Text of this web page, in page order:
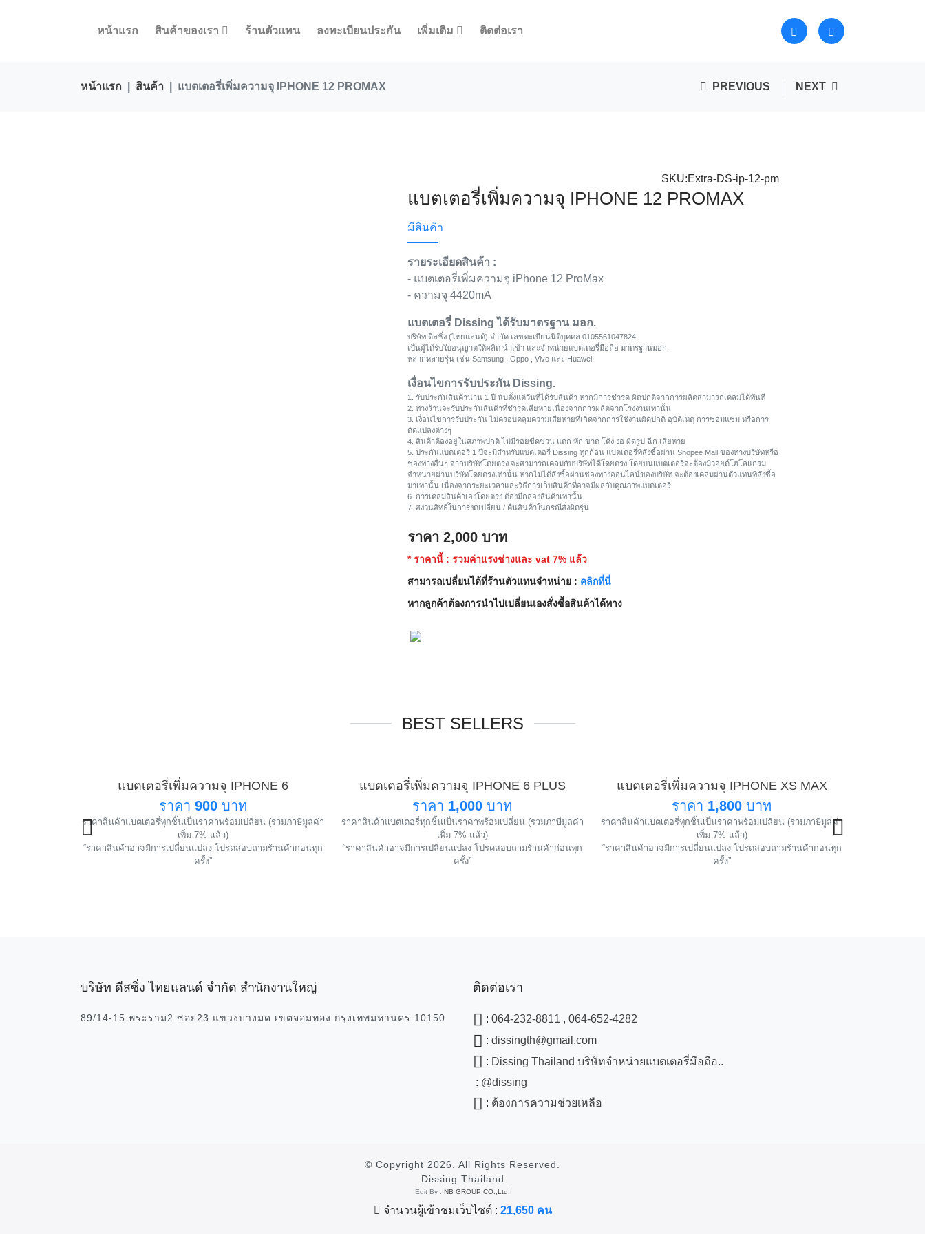
หน้าแรก สินค้าของเรา ร้านตัวแทน ลงทะเบียนประกัน เพิ่มเติม ติดต่อเรา
หน้าแรก สินค้า แบตเตอรี่เพิ่มความจุ IPHONE 12 PROMAX PREVIOUS NEXT
SKU:Extra-DS-ip-12-pm
แบตเตอรี่เพิ่มความจุ IPHONE 12 PROMAX
มีสินค้า
รายระเอียดสินค้า :
- แบตเตอรี่เพิ่มความจุ iPhone 12 ProMax
- ความจุ 4420mA
แบตเตอรี่ Dissing ได้รับมาตรฐาน มอก.
บริษัท ดีสซิ่ง (ไทยแลนด์) จำกัด เลขทะเบียนนิติบุคคล 0105561047824
เป็นผู้ได้รับใบอนุญาตให้ผลิต นำเข้า และจำหน่ายแบตเตอรี่มือถือ มาตรฐานมอก.
หลากหลายรุ่น เช่น Samsung , Oppo , Vivo และ Huawei
เงื่อนไขการรับประกัน Dissing.
1. รับประกันสินค้านาน 1 ปี นับตั้งแต่วันที่ได้รับสินค้า หากมีการชำรุด ผิดปกติจากการผลิตสามารถเคลมได้ทันที
2. ทางร้านจะรับประกันสินค้าที่ชำรุดเสียหายเนื่องจากการผลิตจากโรงงานเท่านั้น
3. เงื่อนไขการรับประกัน ไม่ครอบคลุมความเสียหายที่เกิดจากการใช้งานผิดปกติ อุบัติเหตุ การซ่อมแซม หรือการ
ดัดแปลงต่างๆ
4. สินค้าต้องอยู่ในสภาพปกติ ไม่มีรอยขีดข่วน แตก หัก ขาด โค้ง งอ ผิดรูป ฉีก เสียหาย
5. ประกันแบตเตอรี่ 1 ปีจะมีสำหรับแบตเตอรี่ Dissing ทุกก้อน แบตเตอรี่ที่สั่งซื้อผ่าน Shopee Mall ของทางบริษัทหรือ
ช่องทางอื่นๆ จากบริษัทโดยตรง จะสามารถเคลมกับบริษัทได้โดยตรง โดยบนแบตเตอรี่จะต้องมีวอยด์โฮโลแกรม
จำหน่ายผ่านบริษัทโดยตรงเท่านั้น หากไม่ได้สั่งซื้อผ่านช่องทางออนไลน์ของบริษัท จะต้องเคลมผ่านตัวแทนที่สั่งซื้อ
มาเท่านั้น เนื่องจากระยะเวลาและวิธีการเก็บสินค้าที่อาจมีผลกับคุณภาพแบตเตอรี่
6. การเคลมสินค้าเองโดยตรง ต้องมีกล่องสินค้าเท่านั้น
7. สงวนสิทธิ์ในการงดเปลี่ยน / คืนสินค้าในกรณีสั่งผิดรุ่น
ราคา 2,000 บาท
* ราคานี้ : รวมค่าแรงช่างและ vat 7% แล้ว
สามารถเปลี่ยนได้ที่ร้านตัวแทนจำหน่าย : คลิกที่นี่
หากลูกค้าต้องการนำไปเปลี่ยนเองสั่งซื้อสินค้าได้ทาง
BEST SELLERS
แนะนำ
!
แบตเตอรี่เพิ่มความจุ IPHONE 6
ราคา900 บาท
ราคาสินค้าแบตเตอรี่ทุกชิ้นเป็นราคาพร้อมเปลี่ยน (รวมภาษีมูลค่า
เพิ่ม 7% แล้ว)
“ราคาสินค้าอาจมีการเปลี่ยนแปลง โปรดสอบถามร้านค้าก่อนทุก
ครั้ง”
แนะนำ
!
แบตเตอรี่เพิ่มความจุ IPHONE 6 PLUS
ราคา 1,000 บาท
ราคาสินค้าแบตเตอรี่ทุกชิ้นเป็นราคาพร้อมเปลี่ยน (รวมภาษีมูลค่า
เพิ่ม 7% แล้ว)
“ราคาสินค้าอาจมีการเปลี่ยนแปลง โปรดสอบถามร้านค้าก่อนทุก
ครั้ง”
แนะนำ
!
แบตเตอรี่เพิ่มความจุ IPHONE XS MAX
ราคา 1,800 บาท
ราคาสินค้าแบตเตอรี่ทุกชิ้นเป็นราคาพร้อมเปลี่ยน (รวมภาษีมูลค่า
เพิ่ม 7% แล้ว)
“ราคาสินค้าอาจมีการเปลี่ยนแปลง โปรดสอบถามร้านค้าก่อนทุก
ครั้ง”
บริษัท ดีสซิ่ง ไทยแลนด์ จำกัด สำนักงานใหญ่
89/14-15 พระราม2 ซอย23 แขวงบางมด เขตจอมทอง กรุงเทพมหานคร 10150
ติดต่อเรา
: 064-232-8811 , 064-652-4282
: dissingth@gmail.com
: Dissing Thailand บริษัทจำหน่ายแบตเตอรี่มือถือ..
: @dissing
: ต้องการความช่วยเหลือ
© Copyright 2026. All Rights Reserved.
Dissing Thailand
Edit By : NB GROUP CO.,Ltd.
จำนวนผู้เข้าชมเว็บไซต์ : 21,650 คน